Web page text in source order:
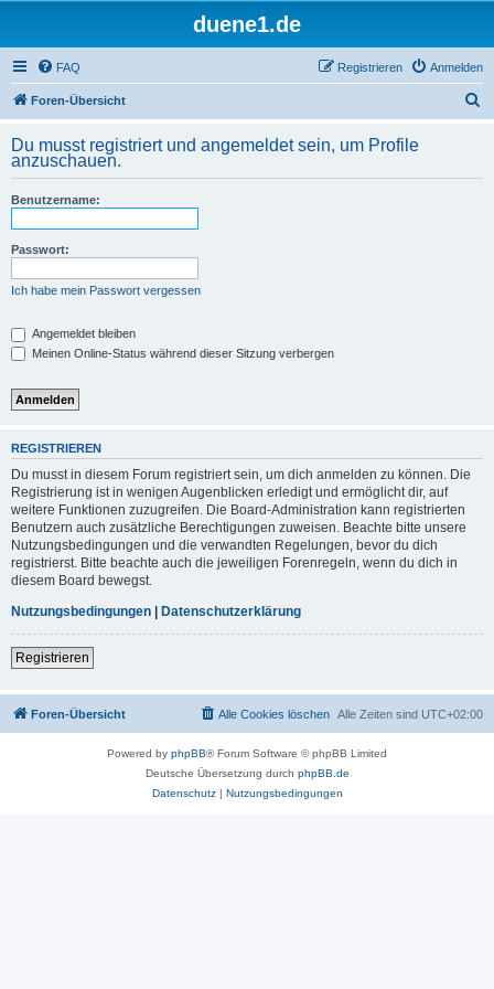
duene1.de
FAQ Anmelden
Registrieren
Foren-Übersicht
h
Du musst registriert und angemeldet sein, um Profile
anzuschauen.
Benutzername:
Passwort:
Ich habe mein Passwort vergessen
Angemeldet bleiben
Meinen Online-Status während dieser Sitzung verbergen
REGISTRIEREN
Du musst in diesem Forum registriert sein, um dich anmelden zu können. Die
Registrierung ist in wenigen Augenblicken erledigt und ermöglicht dir, auf
weitere Funktionen zuzugreifen. Die Board-Administration kann registrierten
Benutzern auch zusätzliche Berechtigungen zuweisen. Beachte bitte unsere
Nutzungsbedingungen und die verwandten Regelungen, bevor du dich
registrierst. Bitte beachte auch die jeweiligen Forenregeln, wenn du dich in
diesem Board bewegst.
Nutzungsbedingungen | Datenschutzerklärung
Registrieren
Foren-Übersicht Alle Zeiten sind UTC+02:00
Alle Cookies löschen
Powered by phpBB® Forum Software © phpBB Limited
Deutsche Übersetzung durch phpBB.de
Datenschutz| Nutzungsbedingungen